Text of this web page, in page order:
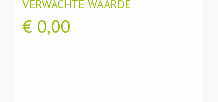
VERWACHTE WAARDE
€ 0,00